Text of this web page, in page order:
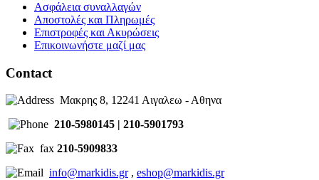
Ασφάλεια συναλλαγών
Αποστολές και Πληρωμές
Επιστροφές και Ακυρώσεις
Επικοινωνήστε μαζί μας
Contact
Μακρης 8, 12241 Αιγαλεω - Αθηνα
210-5980145 | 210-5901793
fax 210-5909833
info@markidis.gr, eshop@markidis.gr